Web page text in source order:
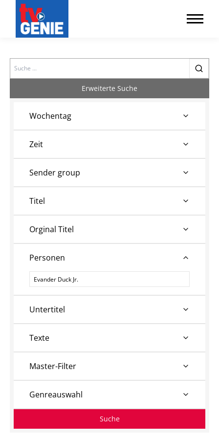
Search
Erweiterte Suche
Wochentag
Zeit
Sender group
Titel
Orginal Titel
Personen
Personen
Untertitel
Texte
Master-Filter
Genreauswahl
Suche